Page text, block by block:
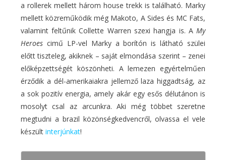
a rollerek mellett három house trekk is található. Marky
mellett közreműködik még Makoto, A Sides és MC Fats,
valamint feltűnik Collette Warren szexi hangja is. AMy
Heroescimű LP-vel Marky a borítón is látható szülei
előtt tiszteleg, akiknek – saját elmondása szerint – zenei
előképzettségét köszönheti. A lemezen egyértelműen
érződik a dél-amerikaiakra jellemző laza higgadtság, az
a sok pozitív energia, amely akár egy esős délutánon is
mosolyt csal az arcunkra. Aki még többet szeretne
megtudni a brazil közönségkedvencről, olvassa el vele
készült interjúnkat!